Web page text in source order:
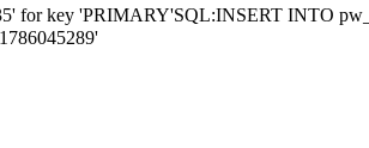
for key 'PRIMARY'SQL:INSERT INTO